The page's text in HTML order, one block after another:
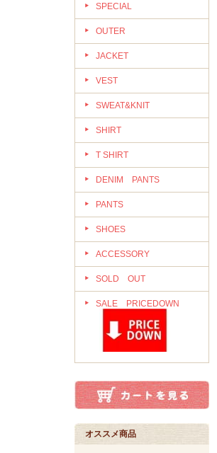
SPECIAL
OUTER
JACKET
VEST
SWEAT&KNIT
SHIRT
T SHIRT
DENIM PANTS
PANTS
SHOES
ACCESSORY
SOLD OUT
SALE PRICEDOWN
オススメ商品